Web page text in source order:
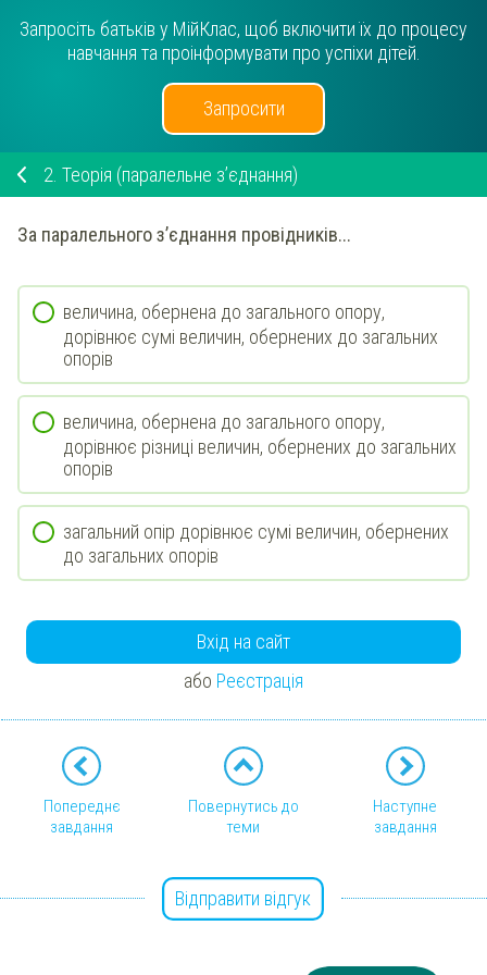
Запросіть батьків у МійКлас, щоб включити їх до процесу
навчання та проінформувати про успіхи дітей.
Запросити
2. Теорія (паралельне з’єднання)
За паралельного з’єднання провідників...
величина, обернена до загального опору,
дорівнює сумі величин, обернених до загальних
опорів
величина, обернена до загального опору,
дорівнює різниці величин, обернених до загальних
опорів
загальний опір дорівнює сумі величин, обернених
до загальних опорів
Вхід на сайт
або Реєстрація
Попереднє
завдання
Повернутись до
теми
Наступне
завдання
Відправити відгук